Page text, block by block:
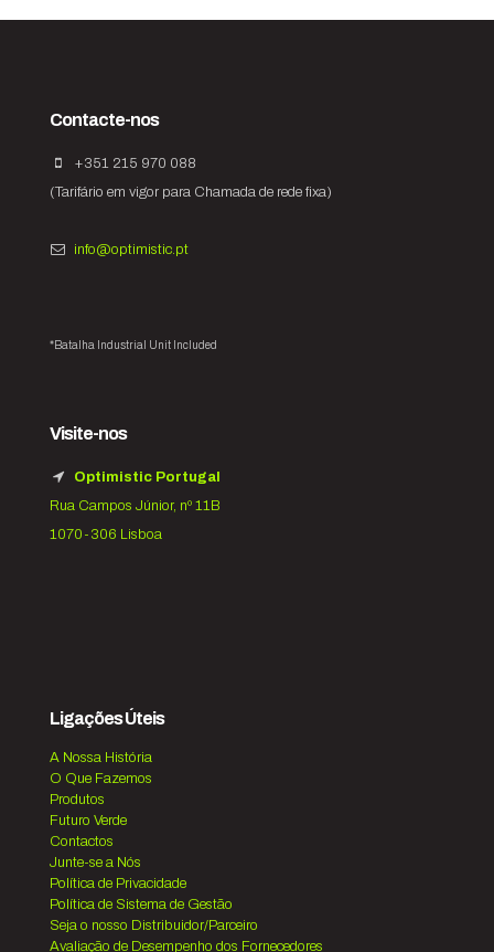
Contacte-nos
+351 215 970 088
(Tarifário em vigor para Chamada de rede fixa)
info@optimistic.pt
*Batalha Industrial Unit Included
Visite-nos
Optimistic Portugal
Rua Campos Júnior, nº 11B
1070-306 Lisboa
Ligações Úteis
A Nossa História
O Que Fazemos
Produtos
Futuro Verde
Contactos
Junte-se a Nós
Política de Privacidade
Política de Sistema de Gestão
Seja o nosso Distribuidor/Parceiro
Avaliação de Desempenho dos Fornecedores